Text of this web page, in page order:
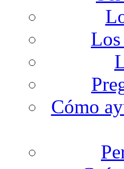
Los
Cómo